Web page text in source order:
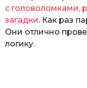
с головоломками,
загадки. Как раз
Они отлично
логику.